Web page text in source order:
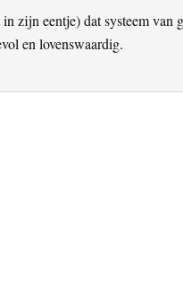
zijn eentje) dat systeem van
en lovenswaardig.